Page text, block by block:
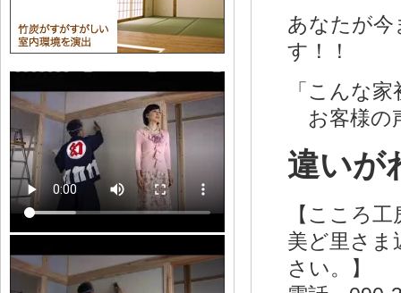
あなたが今
す！！
「こんな
お客様の
違いが
【こころ
美ど里さま
さい。】